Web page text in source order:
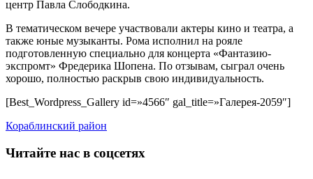
центр Павла Слободкина.
В тематическом вечере участвовали актеры кино и театра, а
также юные музыканты. Рома исполнил на рояле
подготовленную специально для концерта «Фантазию-
экспромт» Фредерика Шопена. По отзывам, сыграл очень
хорошо, полностью раскрыв свою индивидуальность.
[Best_Wordpress_Gallery id=»4566″ gal_title=»Галерея-2059″]
Кораблинский район
Читайте нас в соцсетях